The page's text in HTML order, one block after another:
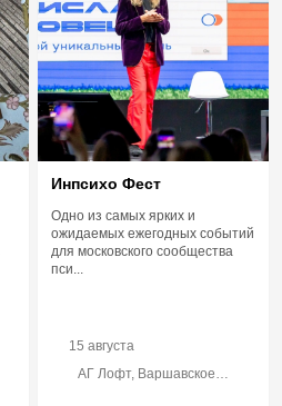
Инпсихо Фест
Одно из самых ярких и
ожидаемых ежегодных событий
для московского сообщества
пси...
15 августа
АГ Лофт, Варшавское